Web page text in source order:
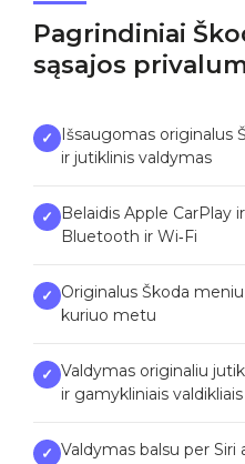
Pagrindiniai
sąsajos
✓
Išsaugomas originalus
ir jutiklinis valdymas
✓
Belaidis Apple CarPlay
Bluetooth ir Wi‑Fi
✓
Originalus Škoda
kuriuo metu
✓ Valdymas originaliu
ir gamykliniais valdikliais
✓ Valdymas balsu per